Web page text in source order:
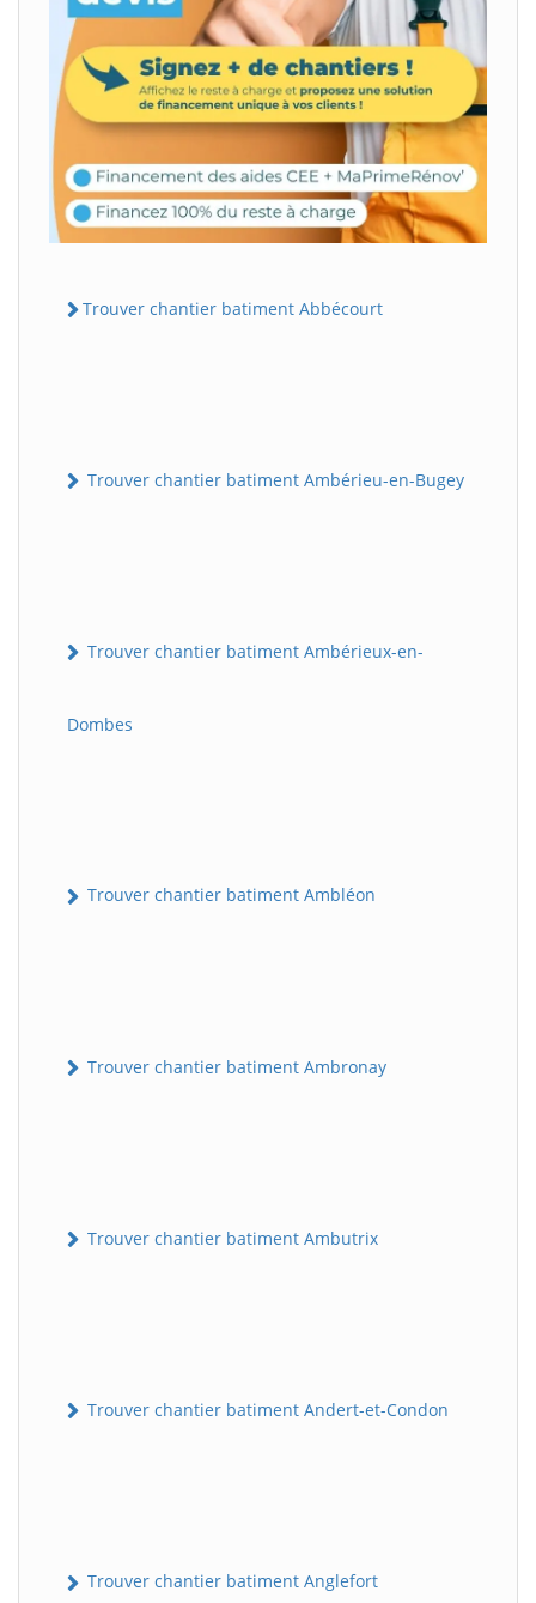
Trouver chantier batiment Abbécourt
Trouver chantier batiment Ambérieu-en-Bugey
Trouver chantier batiment Ambérieux-en-
Dombes
Trouver chantier batiment Ambléon
Trouver chantier batiment Ambronay
Trouver chantier batiment Ambutrix
Trouver chantier batiment Andert-et-Condon
Trouver chantier batiment Anglefort